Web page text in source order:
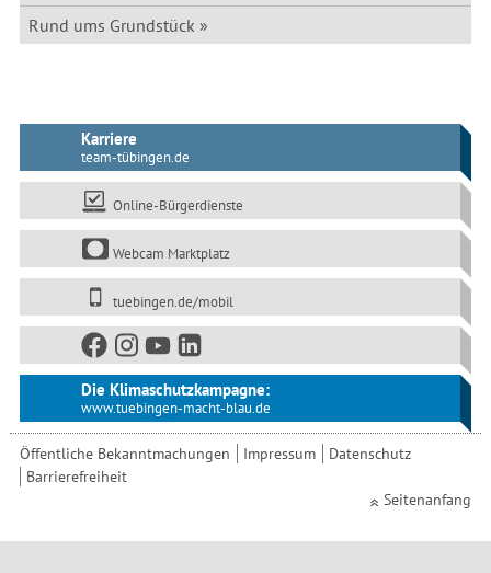
Rund ums Grundstück
Karriere
team-tübingen.de
Online-Bürgerdienste
Webcam Marktplatz
tuebingen.de/mobil
Die Klimaschutzkampagne:
www.tuebingen-macht-blau.de
Öffentliche Bekanntmachungen Impressum
Datenschutz
Barrierefreiheit
Seitenanfang